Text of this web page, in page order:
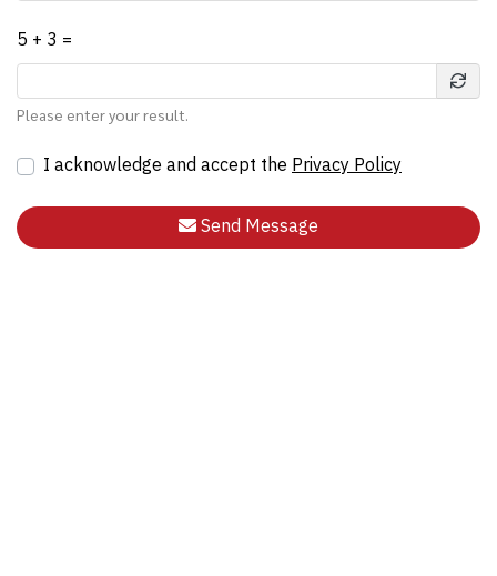
5 + 3 =
Please enter your result.
I acknowledge and accept thePrivacy Policy
Send Message